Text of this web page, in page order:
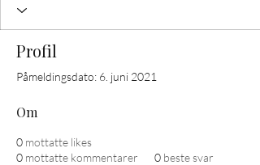
Profil
Påmeldingsdato: 6. juni 2021
Om
0 mottatte likes
0 mottatte kommentarer 0 beste svar